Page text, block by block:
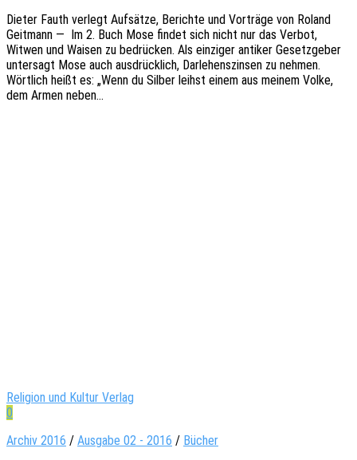
Dieter Fauth verlegt Aufsät­ze, Berich­te und Vorträ­ge von Roland
Geit­mann — Im 2. Buch Mose findet sich nicht nur das Verbot,
Witwen und Waisen zu bedrü­cken. Als einzi­ger anti­ker Gesetz­ge­ber
unter­sagt Mose auch ausdrück­lich, Darle­hens­zin­sen zu nehmen.
Wört­lich heißt es: „Wenn du Silber leihst einem aus meinem Volke,
dem Armen neben…
Religion und Kultur Verlag
0
Archiv 2016 / Ausgabe 02 - 2016 / Bücher